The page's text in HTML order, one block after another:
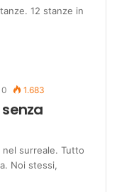
12 stanze in
0 1.683
surreale. Tutto
Noi stessi,